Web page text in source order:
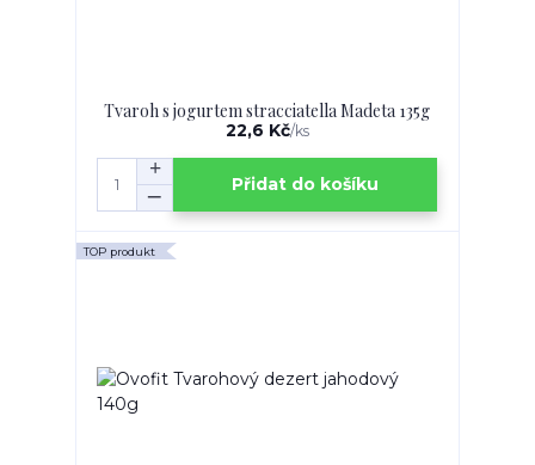
Tvaroh s jogurtem stracciatella Madeta 135g
22,6 Kč/ks
Přidat do košíku
TOP produkt